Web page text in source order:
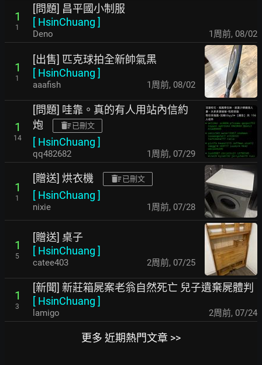
1
1
[問題] 昌平國小制服
[ HsinChuang ]
Deno 1周前, 08/02
1
1
[出售] 匹克球拍全新帥氣黑
[ HsinChuang ]
aaafish 1周前, 08/02
1
14
[問題] 哇靠。真的有人用站內信約
炮
已刪文
[ HsinChuang ]
qq482682 1周前, 07/29
1
1
[贈送] 烘衣機 已刪文
[ HsinChuang ]
nixie 1周前, 07/28
1
5
[贈送] 桌子
[ HsinChuang ]
catee403 2周前, 07/25
1
3
[新聞] 新莊箱屍案老翁自然死亡 兒子遺棄屍體判
[ HsinChuang ]
lamigo 2周前, 07/24
更多 近期熱門文章 >>